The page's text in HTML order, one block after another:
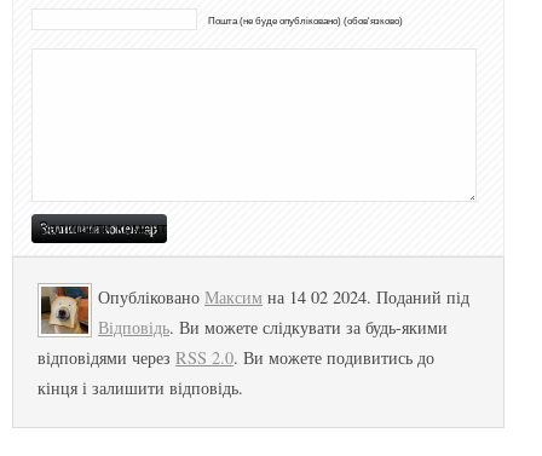
Пошта (не буде опубліковано) (обов'язково)
Опубліковано Максим на 14 02 2024. Поданий під
Відповідь. Ви можете слідкувати за будь-якими
відповідями через RSS 2.0. Ви можете подивитись до
кінця і залишити відповідь.